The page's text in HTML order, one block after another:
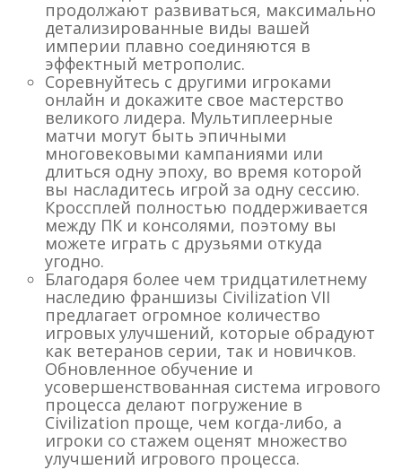
продолжают развиваться, максимально
детализированные виды вашей
империи плавно соединяются в
эффектный метрополис.
Соревнуйтесь с другими игроками
онлайн и докажите свое мастерство
великого лидера. Мультиплеерные
матчи могут быть эпичными
многовековыми кампаниями или
длиться одну эпоху, во время которой
вы насладитесь игрой за одну сессию.
Кроссплей полностью поддерживается
между ПК и консолями, поэтому вы
можете играть с друзьями откуда
угодно.
Благодаря более чем тридцатилетнему
наследию франшизы Civilization VII
предлагает огромное количество
игровых улучшений, которые обрадуют
как ветеранов серии, так и новичков.
Обновленное обучение и
усовершенствованная система игрового
процесса делают погружение в
Civilization проще, чем когда-либо, а
игроки со стажем оценят множество
улучшений игрового процесса.